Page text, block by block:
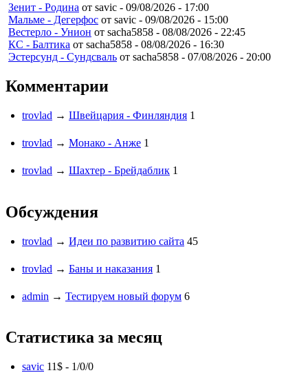
Зенит - Родина от savic - 09/08/2026 - 17:00
Мальме - Дегерфос от savic - 09/08/2026 - 15:00
Вестерло - Унион от sacha5858 - 08/08/2026 - 22:45
КС - Балтика от sacha5858 - 08/08/2026 - 16:30
Эстерсунд - Сундсваль от sacha5858 - 07/08/2026 - 20:00
Комментарии
trovlad → Швейцария - Финляндия 1
trovlad → Монако - Анже 1
trovlad → Шахтер - Брейдаблик 1
Обсуждения
trovlad → Идеи по развитию сайта 45
trovlad → Баны и наказания 1
admin → Тестируем новый форум 6
Статистика за месяц
savic 11$ - 1/0/0